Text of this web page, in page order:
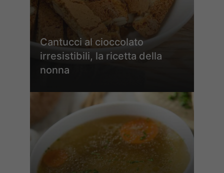
Cantucci al cioccolato
irresistibili, la ricetta della
nonna